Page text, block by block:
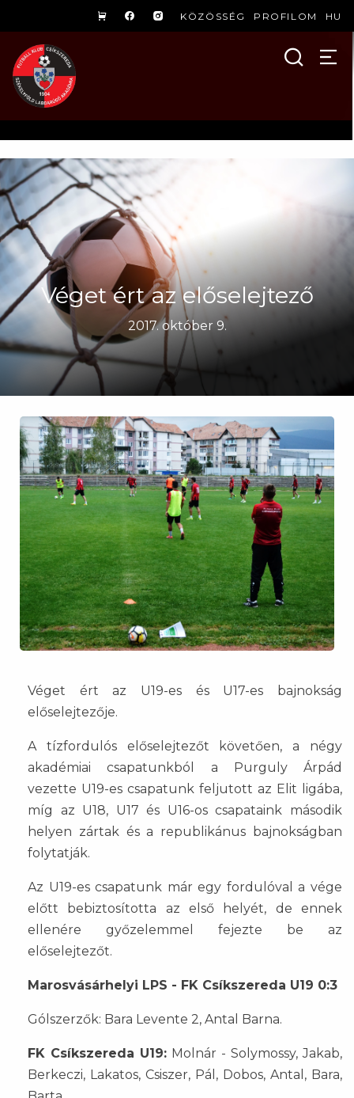
KÖZÖSSÉG PROFILOM HU
Véget ért az előselejtező
2017. október 9.
Véget ért az U19-es és U17-es bajnokság
előselejtezője.
A tízfordulós előselejtezőt követően, a négy
akadémiai csapatunkból a Purguly Árpád
vezette U19-es csapatunk feljutott az Elit ligába,
míg az U18, U17 és U16-os csapataink második
helyen zártak és a republikánus bajnokságban
folytatják.
Az U19-es csapatunk már egy fordulóval a vége
előtt bebiztosította az első helyét, de ennek
ellenére győzelemmel fejezte be az
előselejtezőt.
Marosvásárhelyi LPS - FK Csíkszereda U19 0:3
Gólszerzők: Bara Levente 2, Antal Barna.
FK Csíkszereda U19: Molnár - Solymossy, Jakab,
Berkeczi, Lakatos, Csiszer, Pál, Dobos, Antal, Bara,